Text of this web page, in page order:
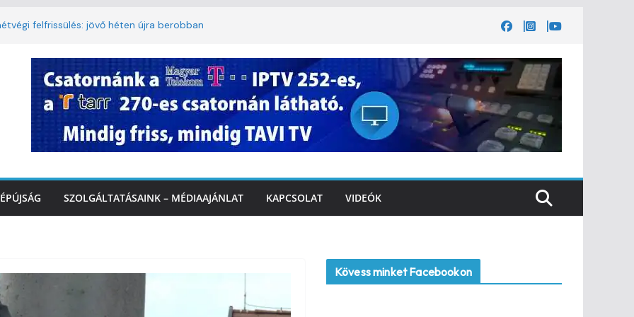
felfrissülés: jövő héten újra berobban
A 3. kerület TVE csapatát fogadta a
a tűzoltók dolgát Marcalinál
közlekedésért, elektromos
SZOLGÁLTATÁSAINK – MÉDIAAJÁNLAT KAPCSOLAT VIDEÓK
Kövess minket Facebookon